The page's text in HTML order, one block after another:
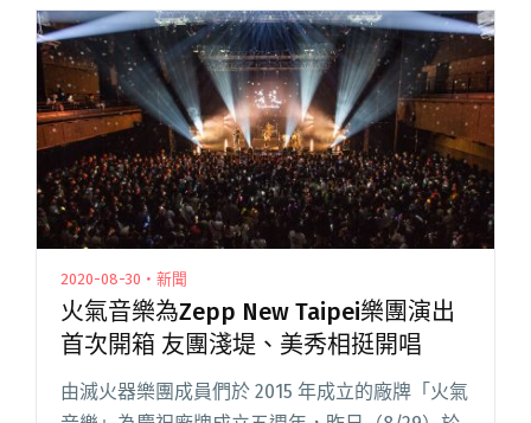
鳥）、淺堤（合作藝文）、怕胖團（歪的音
樂），以及五五身（不利自己）閱讀全文 "109年
流行音樂產業行銷推廣補助案 第一類獲補助名單
公布"
2020-08-30・新聞
火氣音樂為Zepp New Taipei樂團演出
首次開箱 友團淺堤、美秀相挺開唱
由滅火器樂團成員們於 2015 年成立的廠牌「火氣